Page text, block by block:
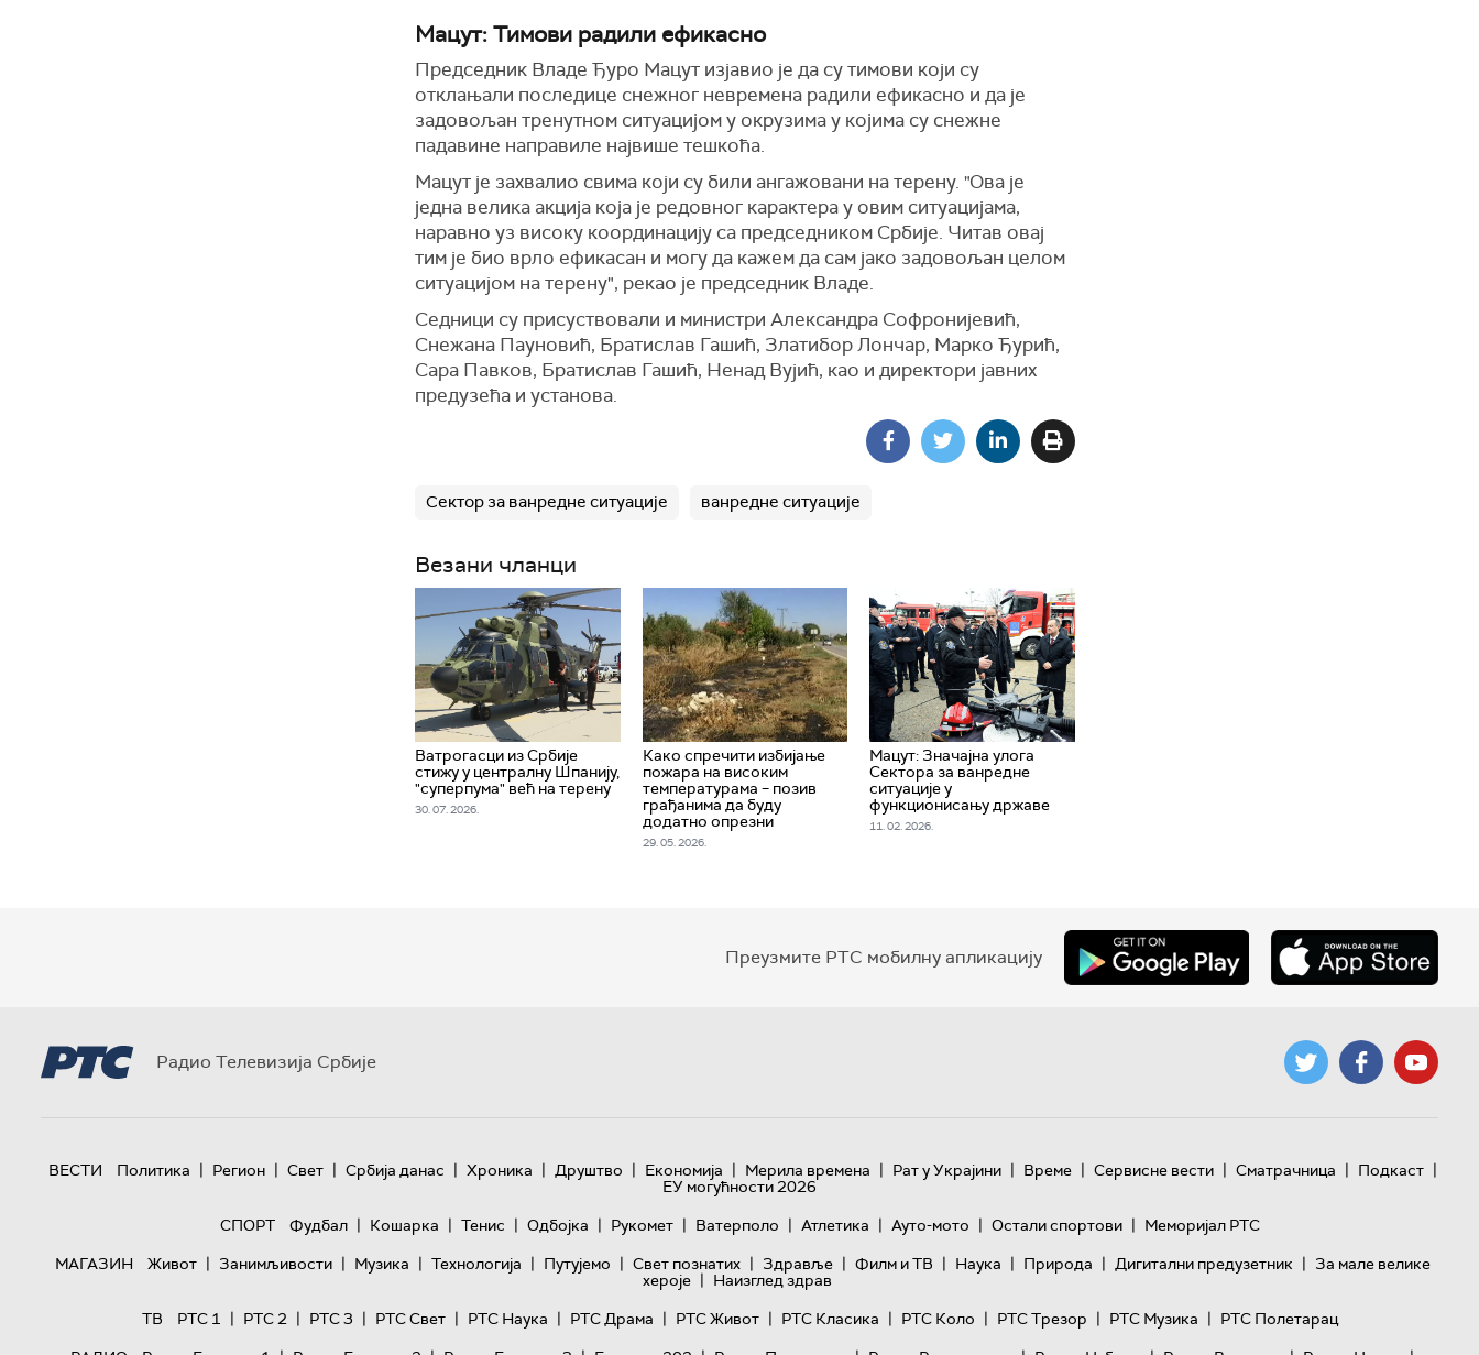
Мацут: Тимови радили ефикасно
Председник Владе Ђуро Мацут изјавио је да су тимови који су
отклањали последице снежног невремена радили ефикасно и да је
задовољан тренутном ситуацијом у окрузима у којима су снежне
падавине направиле највише тешкоћа.
Мацут је захвалио свима који су били ангажовани на терену. "Ова је
једна велика акција која је редовног карактера у овим ситуацијама,
наравно уз високу координацију са председником Србије. Читав овај
тим је био врло ефикасан и могу да кажем да сам јако задовољан целом
ситуацијом на терену", рекао је председник Владе.
Седници су присуствовали и министри Александра Софронијевић,
Снежана Пауновић, Братислав Гашић, Златибор Лончар, Марко Ђурић,
Сара Павков, Братислав Гашић, Ненад Вујић, као и директори јавних
предузећа и установа.
Сектор за ванредне ситуације ванредне ситуације
Везани чланци
Ватрогасци из Србије
стижу у централну Шпанију,
"суперпума" већ на терену
30. 07. 2026.
Како спречити избијање
пожара на високим
температурама – позив
грађанима да буду
додатно опрезни
29. 05. 2026.
Мацут: Значајна улога
Сектора за ванредне
ситуације у
функционисању државе
11. 02. 2026.
Преузмите РТС мобилну апликацију
Радио Телевизија Србије
ВЕСТИ Политика | Регион | Свет | Србија данас | Хроника | Друштво | Економија | Мерила времена | Рат у Украјини | Време | Сервисне вести | Сматрачница | Подкаст |
ЕУ могућности 2026
СПОРТ
Фудбал | Кошарка | Тенис | Одбојка | Рукомет | Ватерполо | Атлетика | Ауто-мото | Остали спортови | Меморијал РТС
МАГАЗИН
Живот | Занимљивости | Музика | Технологијa | Путујемо | Свет познатих | Здравље | Филм и ТВ | Наука | Природа | Дигитални предузетник | За мале велике
хероје | Наизглед здрав
ТВ
РТС 1 | РТС 2 | РТС 3 | РТС Свет | РТС Наука | РТС Драма | РТС Живот | РТС Класика | РТС Коло | РТС Трезор | РТС Музика | РТС Полетарац